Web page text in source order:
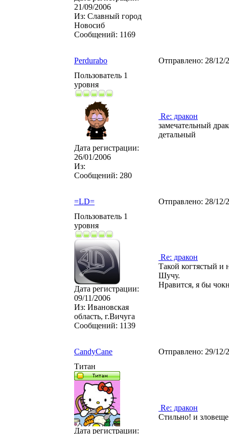
21/09/2006
Из: Славный город
Новосиб
Сообщений: 1169
Perdurabo Отправлено: 28/
Пользователь 1
уровня
Дата регистрации:
26/01/2006
Из:
Сообщений: 280
Re: дракон
замечательный
детальный
=LD= Отправлено: 28/
Пользователь 1
уровня
Дата регистрации:
09/11/2006
Из: Ивановская
область, г.Вичуга
Сообщений: 1139
Re: дракон
Такой когтястый и
Шучу.
Нравится, я бы
CandyCane Отправлено: 29/
Титан
Дата регистрации:
Re: дракон
Cтильно! и